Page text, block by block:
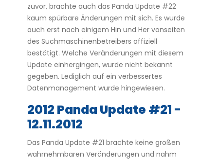
zuvor, brachte auch das Panda Update #22
kaum spürbare Änderungen mit sich. Es wurde
auch erst nach einigem Hin und Her vonseiten
des Suchmaschinenbetreibers offiziell
bestätigt. Welche Veränderungen mit diesem
Update einhergingen, wurde nicht bekannt
gegeben. Lediglich auf ein verbessertes
Datenmanagement wurde hingewiesen.
2012 Panda Update #21 -
12.11.2012
Das Panda Update #21 brachte keine großen
wahrnehmbaren Veränderungen und nahm